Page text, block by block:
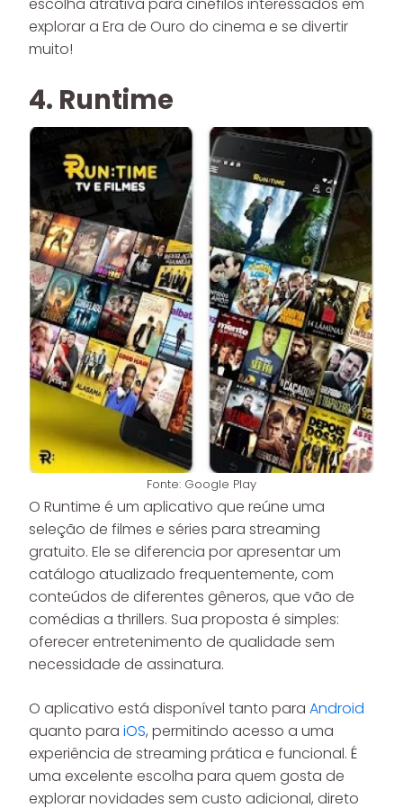
explorar a Era de Ouro do cinema e se divertir
muito!
4. Runtime
Fonte: Google Play
O Runtime é um aplicativo que reúne uma
seleção de filmes e séries para streaming
gratuito. Ele se diferencia por apresentar um
catálogo atualizado frequentemente, com
conteúdos de diferentes gêneros, que vão de
comédias a thrillers. Sua proposta é simples:
oferecer entretenimento de qualidade sem
necessidade de assinatura.
O aplicativo está disponível tanto para Android
quanto para iOS, permitindo acesso a uma
experiência de streaming prática e funcional. É
uma excelente escolha para quem gosta de
explorar novidades sem custo adicional, direto